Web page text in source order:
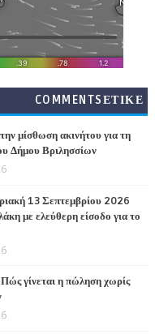
COMMENTSΕΤΙΚΕ
μίσθωση ακινήτου για τη
Δήμου Βριλησσίων
13 Σεπτεμβρίου 2026
με ελεύθερη είσοδο για το
γίνεται η πώληση χωρίς